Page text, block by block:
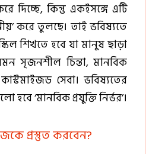
কিন্তু একইসঙ্গে এটি
করে তুলছে। তাই ভবিষ্যতে
শিখতে হবে যা মানুষ ছাড়া
সৃজনশীল চিন্তা, মানবিক
সেবা। ভবিষ্যতের
‘মানবিক প্রযুক্তি নির্ভর’।
প্রস্তুত করবেন?